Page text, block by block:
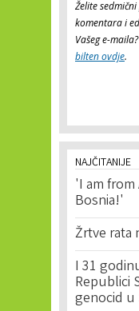
Želite
komentara i
Vašeg e-
bilten ovdje.
NAJČITANIJE
'I am from
Bosnia!'
Žrtve rata
I 31
Republici
genocid u